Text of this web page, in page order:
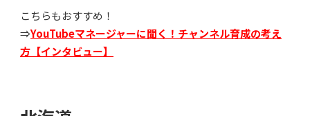
こちらもおすすめ！
⇒YouTubeマネージャーに聞く！チャンネル育成の考え
方【インタビュー】